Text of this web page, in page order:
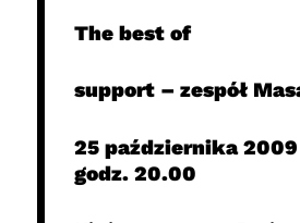
The best of
support – zespół
25 października 2009
godz. 20.00